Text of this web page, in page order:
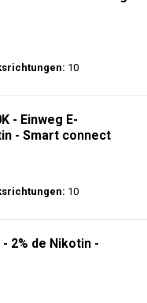
10
- Einweg E-
- Smart connect
10
- 2% de Nikotin -